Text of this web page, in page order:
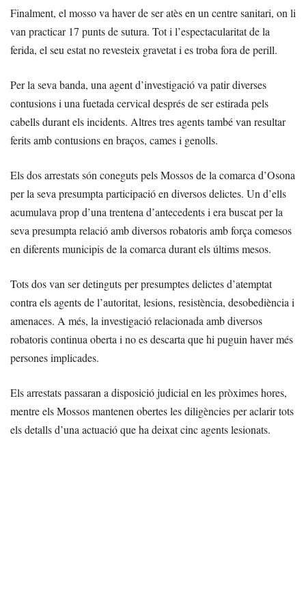
Finalment, el mosso va haver de ser atès en un centre sanitari, on li
van practicar 17 punts de sutura. Tot i l’espectacularitat de la
ferida, el seu estat no revesteix gravetat i es troba fora de perill.
Per la seva banda, una agent d’investigació va patir diverses
contusions i una fuetada cervical després de ser estirada pels
cabells durant els incidents. Altres tres agents també van resultar
ferits amb contusions en braços, cames i genolls.
Els dos arrestats són coneguts pels Mossos de la comarca d’Osona
per la seva presumpta participació en diversos delictes. Un d’ells
acumulava prop d’una trentena d’antecedents i era buscat per la
seva presumpta relació amb diversos robatoris amb força comesos
en diferents municipis de la comarca durant els últims mesos.
Tots dos van ser detinguts per presumptes delictes d’atemptat
contra els agents de l’autoritat, lesions, resistència, desobediència i
amenaces. A més, la investigació relacionada amb diversos
robatoris continua oberta i no es descarta que hi puguin haver més
persones implicades.
Els arrestats passaran a disposició judicial en les pròximes hores,
mentre els Mossos mantenen obertes les diligències per aclarir tots
els detalls d’una actuació que ha deixat cinc agents lesionats.